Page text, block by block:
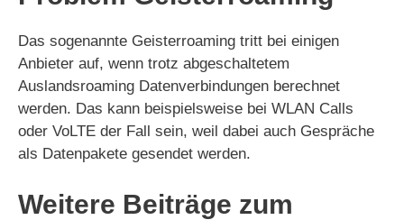
Das sogenannte Geisterroaming tritt bei einigen
Anbieter auf, wenn trotz abgeschaltetem
Auslandsroaming Datenverbindungen berechnet
werden. Das kann beispielsweise bei WLAN Calls
oder VoLTE der Fall sein, weil dabei auch Gespräche
als Datenpakete gesendet werden.
Weitere Beiträge zum